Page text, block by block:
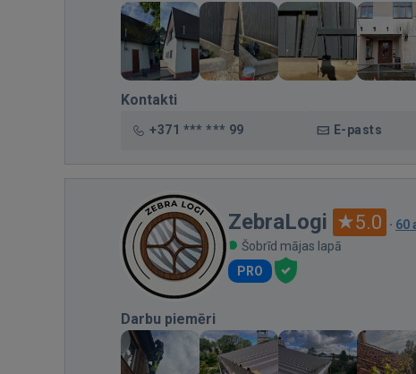
Kontakti
+371 *** *** 99 E-pasts
ZebraLogi 5.0 · 60
Šobrīd mājas lapā
PRO
Darbu piemēri